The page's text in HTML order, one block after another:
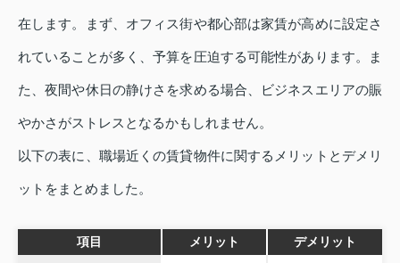
在します。まず、オフィス街や都心部は家賃が高めに設定さ
れていることが多く、予算を圧迫する可能性があります。ま
た、夜間や休日の静けさを求める場合、ビジネスエリアの賑
やかさがストレスとなるかもしれません。
以下の表に、職場近くの賃貸物件に関するメリットとデメリ
ットをまとめました。
項目 メリット デメリット